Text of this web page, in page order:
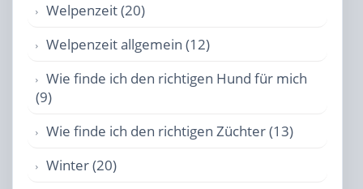
Welpenzeit (20)
Welpenzeit allgemein (12)
Wie finde ich den richtigen Hund für mich
(9)
Wie finde ich den richtigen Züchter (13)
Winter (20)